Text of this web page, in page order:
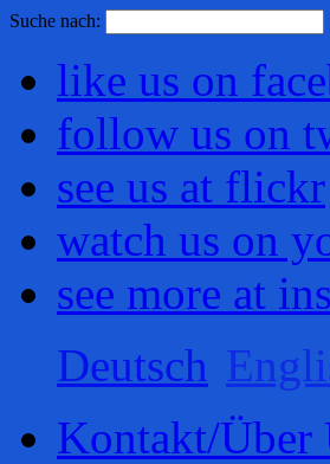
Suche nach:
like us on
follow us on
see us at flickr
watch us on
see more at
Deutsch
Kontakt/Über
Find out more.